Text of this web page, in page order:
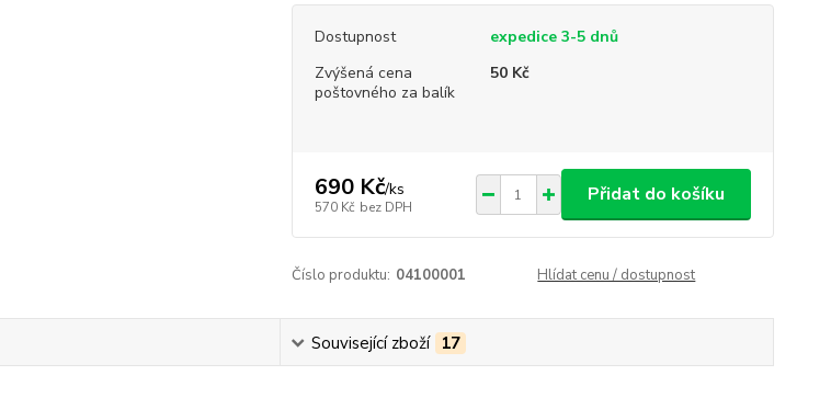
Dostupnost
expedice 3-5 dnů
Zvýšená cena
poštovného za balík
50 Kč
690 Kč/ks
570 Kč bez DPH
Přidat do košíku
Číslo produktu: 04100001 Hlídat cenu / dostupnost
Související zboží 17